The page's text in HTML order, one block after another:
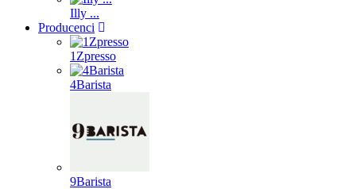
Illy ...
Producenci
1Zpresso
4Barista
9Barista